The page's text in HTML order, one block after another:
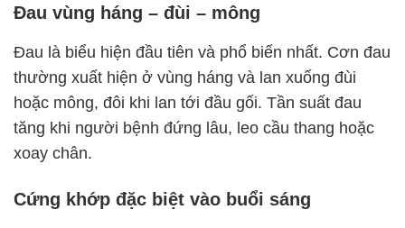
Đau vùng háng – đùi – mông
Đau là biểu hiện đầu tiên và phổ biến nhất. Cơn đau
thường xuất hiện ở vùng háng và lan xuống đùi
hoặc mông, đôi khi lan tới đầu gối. Tần suất đau
tăng khi người bệnh đứng lâu, leo cầu thang hoặc
xoay chân.
Cứng khớp đặc biệt vào buổi sáng